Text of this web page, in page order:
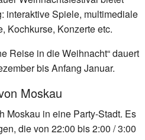
interaktive Spiele, multimediale
Kochkurse, Konzerte etc.
Reise in die Weihnacht“ dauert
bis Anfang Januar.
Moskau
Moskau in eine Party-Stadt. Es
die von 22:00 bis 2:00 / 3:00